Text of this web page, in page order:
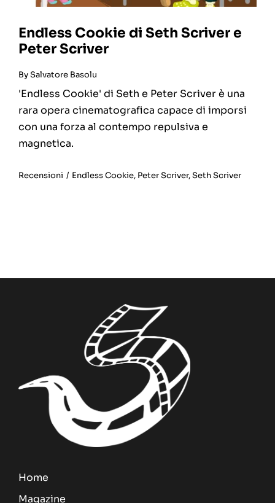
Endless Cookie di Seth Scriver e
Peter Scriver
BySalvatore Basolu
'Endless Cookie' di Seth e Peter Scriver è una
rara opera cinematografica capace di imporsi
con una forza al contempo repulsiva e
magnetica.
Recensioni / Endless Cookie, Peter Scriver,Seth Scriver
Home
Magazine